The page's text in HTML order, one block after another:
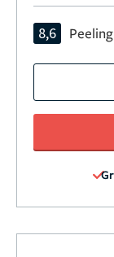
8,6 Peeling